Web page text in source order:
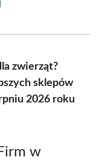
zwierząt?
sklepów
2026 roku
w